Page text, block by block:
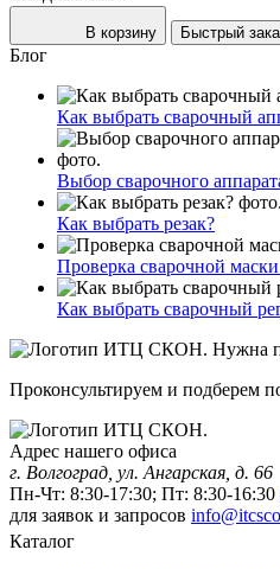
В корзину Быстрый
Блог
Как выбрать сварочный
Выбор сварочного
Как выбрать резак?
Проверка сварочной
Как выбрать сварочный
Нужна
Проконсультируем и подберем
Адрес нашего офиса
г. Волгоград, ул. Ангарская, д. 66
Пн-Чт: 8:30-17:30; Пт: 8:30-16:30
для заявок и запросов
Каталог